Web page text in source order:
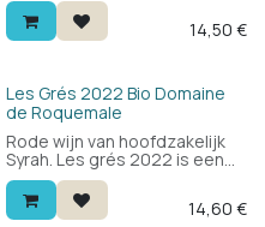
mourvèdre: donker rood fruit,
zwarte peper, garrigue en
verwacht.
14,50 €
Bio
Les Grés 2022 Bio Domaine
de Roquemale
Rode wijn van hoofdzakelijk
Syrah. Les grés 2022 is een
smaakvolle en aangename
wijn die nooit zwaar lijkt.
Goede balans. Lekker bij je
14,60 €